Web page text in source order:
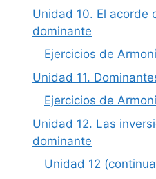
Unidad 10. El acorde
dominante
Ejercicios de
Unidad 11.
Ejercicios de
Unidad 12. Las
dominante
Unidad 12